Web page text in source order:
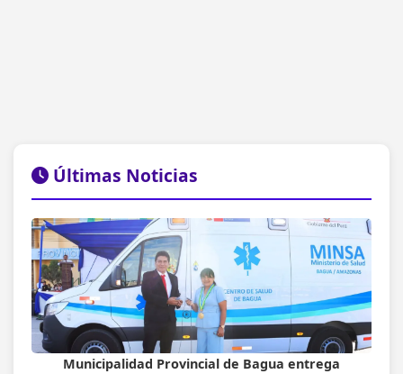
Últimas Noticias
Municipalidad Provincial de Bagua entrega